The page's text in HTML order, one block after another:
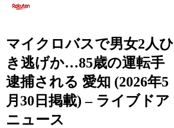
マイクロバスで男女2人ひ
き逃げか…85歳の運転手
逮捕される 愛知 (2026年5
月30日掲載) – ライブドア
ニュース